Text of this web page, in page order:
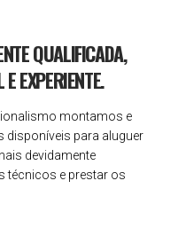
QUALIFICADA,
EXPERIENTE.
montamos e
para aluguer
devidamente
técnicos e prestar os